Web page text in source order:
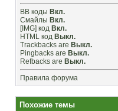
BB коды Вкл.
Смайлы Вкл.
[IMG] код Вкл.
HTML код Выкл.
Trackbacks are Выкл.
Pingbacks are Выкл.
Refbacks are Выкл.
Правила форума
Похожие темы